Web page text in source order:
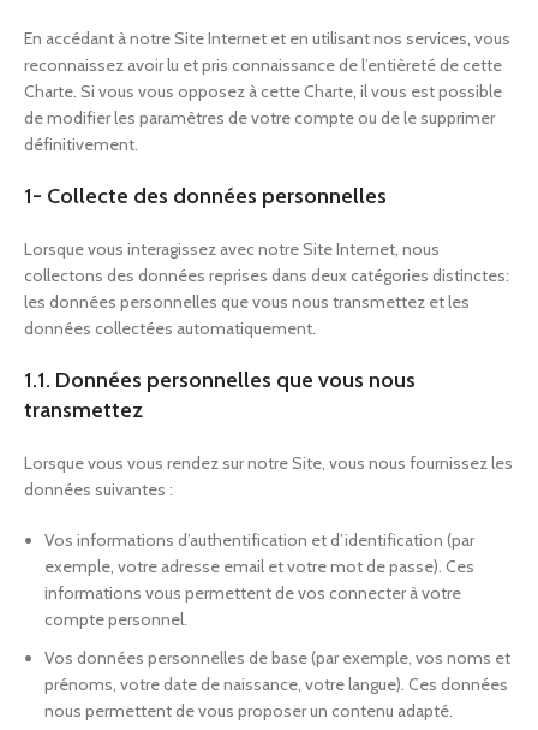
En accédant à notre Site Internet et en utilisant nos services, vous
reconnaissez avoir lu et pris connaissance de l’entièreté de cette
Charte. Si vous vous opposez à cette Charte, il vous est possible
de modifier les paramètres de votre compte ou de le supprimer
définitivement.
1- Collecte des données personnelles
Lorsque vous interagissez avec notre Site Internet, nous
collectons des données reprises dans deux catégories distinctes:
les données personnelles que vous nous transmettez et les
données collectées automatiquement.
1.1. Données personnelles que vous nous
transmettez
Lorsque vous vous rendez sur notre Site, vous nous fournissez les
données suivantes :
Vos informations d’authentification et d’identification (par
exemple, votre adresse email et votre mot de passe). Ces
informations vous permettent de vos connecter à votre
compte personnel.
Vos données personnelles de base (par exemple, vos noms et
prénoms, votre date de naissance, votre langue). Ces données
nous permettent de vous proposer un contenu adapté.